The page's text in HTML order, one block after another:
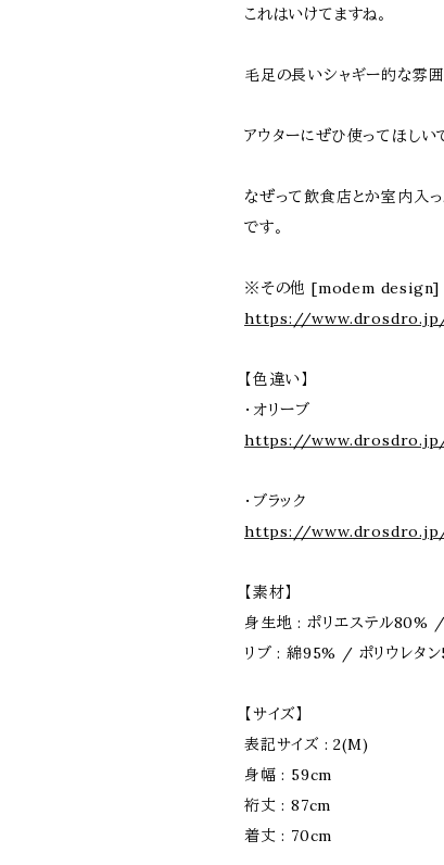
これはいけてますね。
毛足の長いシャギー的な雰
アウターにぜひ使ってほしい
なぜって飲食店とか室内入
です。
※その他 [modem design]
https://
【色違い】
・オリーブ
https://
・ブラック
https://
【素材】
身生地 : ポリエステル80%
リブ : 綿95% / ポリウレタ
【サイズ】
表記サイズ : 2(M)
身幅 : 59cm
裄丈 : 87cm
着丈 : 70cm